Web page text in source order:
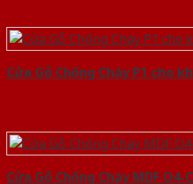
Cửa Gỗ Chống Cháy P1 cho
Cửa Gỗ Chống Cháy MDF O4-